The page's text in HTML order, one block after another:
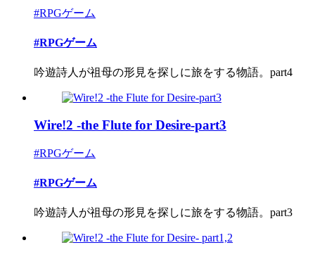
#RPGゲーム
#RPGゲーム
吟遊詩人が祖母の形見を探しに旅をする物語。part4
Wire!2 -the Flute for Desire-part3
#RPGゲーム
#RPGゲーム
吟遊詩人が祖母の形見を探しに旅をする物語。part3